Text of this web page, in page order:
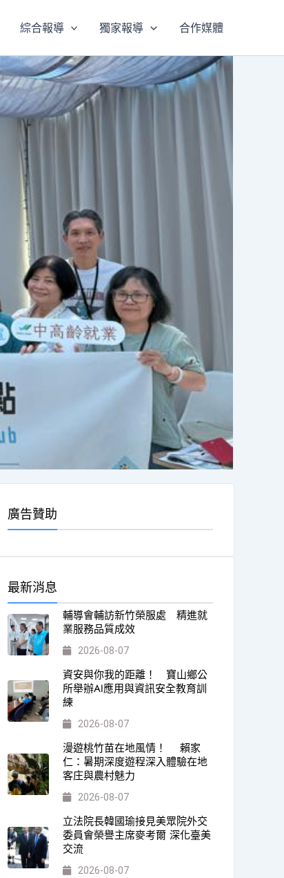
綜合報導 獨家報導 合作媒體
廣告贊助
最新消息
輔導會輔訪新竹榮服處 精進就
業服務品質成效
2026-08-07
資安與你我的距離！ 寶山鄉公
所舉辦AI應用與資訊安全教育訓
練
2026-08-07
漫遊桃竹苗在地風情！ 賴家
仁：暑期深度遊程深入體驗在地
客庄與農村魅力
2026-08-07
立法院長韓國瑜接見美眾院外交
委員會榮譽主席麥考爾 深化臺美
交流
2026-08-07